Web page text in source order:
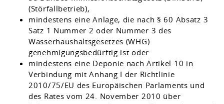
(Störfallbetrieb),
mindestens eine Anlage, die nach § 60 Absatz 3
Satz 1 Nummer 2 oder Nummer 3 des
Wasserhaushaltsgesetzes (WHG)
genehmigungsbedürftig ist oder
mindestens eine Deponie nach Artikel 10 in
Verbindung mit Anhang I der Richtlinie
2010/75/EU des Europäischen Parlaments und
des Rates vom 24. November 2010 über